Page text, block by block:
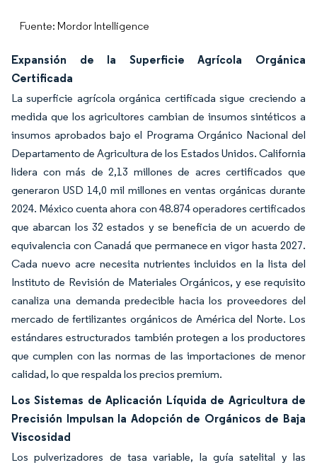
Fuente: Mordor Intelligence
Expansión de la Superficie Agrícola Orgánica
Certificada
La superficie agrícola orgánica certificada sigue creciendo a
medida que los agricultores cambian de insumos sintéticos a
insumos aprobados bajo el Programa Orgánico Nacional del
Departamento de Agricultura de los Estados Unidos. California
lidera con más de 2,13 millones de acres certificados que
generaron USD 14,0 mil millones en ventas orgánicas durante
2024. México cuenta ahora con 48.874 operadores certificados
que abarcan los 32 estados y se beneficia de un acuerdo de
equivalencia con Canadá que permanece en vigor hasta 2027.
Cada nuevo acre necesita nutrientes incluidos en la lista del
Instituto de Revisión de Materiales Orgánicos, y ese requisito
canaliza una demanda predecible hacia los proveedores del
mercado de fertilizantes orgánicos de América del Norte. Los
estándares estructurados también protegen a los productores
que cumplen con las normas de las importaciones de menor
calidad, lo que respalda los precios premium.
Los Sistemas de Aplicación Líquida de Agricultura de
Precisión Impulsan la Adopción de Orgánicos de Baja
Viscosidad
Los pulverizadores de tasa variable, la guía satelital y las